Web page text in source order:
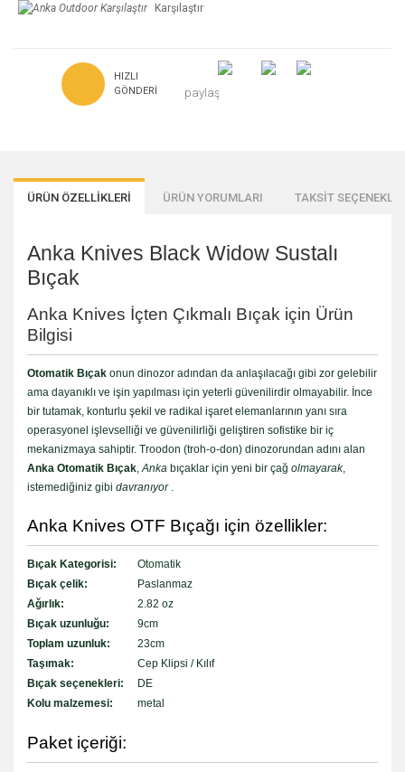
Karşılaştır
HIZLI
GÖNDERI
paylaş
ÜRÜN ÖZELLİKLERİ ÜRÜN YORUMLARI TAKSİT
Anka Knives Black Widow Sustalı
Bıçak
Anka Knives İçten Çıkmalı Bıçak için Ürün
Bilgisi
Otomatik Bıçak onun dinozor adından da anlaşılacağı gibi zor gelebilir
ama dayanıklı ve işin yapılması için yeterli güvenilirdir olmayabilir. İnce
bir tutamak, konturlu şekil ve radikal işaret elemanlarının yanı sıra
operasyonel işlevselliği ve güvenilirliği geliştiren sofistike bir iç
mekanizmaya sahiptir. Troodon (troh-o-don) dinozorundan adını alan
Anka Otomatik Bıçak,Anka bıçaklar için yeni bir çağ olmayarak,
istemediğiniz gibi davranıyor.
Anka Knives OTF Bıçağı için özellikler:
Bıçak Kategorisi:
Otomatik
Bıçak çelik:
Paslanmaz
Ağırlık:
2.82 oz
Bıçak uzunluğu:
9cm
Toplam uzunluk:
23cm
Taşımak:
Cep Klipsi / Kılıf
Bıçak seçenekleri:
DE
Kolu malzemesi:
metal
Paket içeriği: